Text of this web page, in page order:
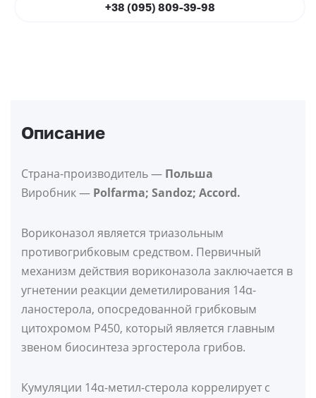
+38 (095) 809-39-98
Описание
Страна-производитель — Польша
Виробник — Polfarma; Sandoz; Accord.
Вориконазол является триазольным
противогрибковым средством. Первичный
механизм действия вориконазола заключается в
угнетении реакции деметилирования 14α-
ланостерола, опосредованной грибковым
цитохромом P450, который является главным
звеном биосинтеза эргостерола грибов.
Кумуляции 14α-метил-стерола коррелирует с